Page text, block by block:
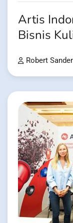
Artis
Bisnis
Robert